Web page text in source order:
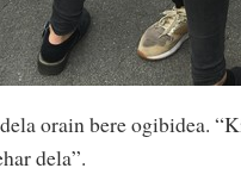
orain bere ogibidea.
dela”.